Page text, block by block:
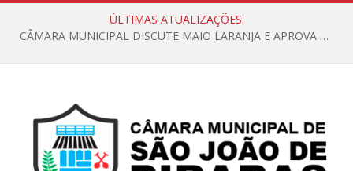
ÚLTIMAS ATUALIZAÇÕES:
CÂMARA MUNICIPAL DISCUTE MAIO LARANJA E APROVA REQUERIMENTO SOBRE SINALIZAÇÃO URBANA